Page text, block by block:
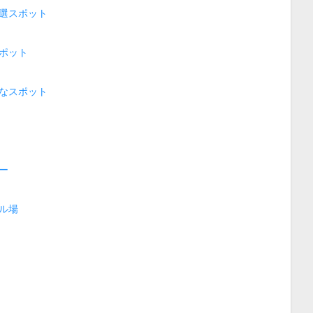
スポット
ット
スポット
場